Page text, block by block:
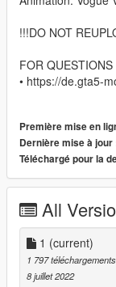
!!!DO NOT
FOR QUESTIONS
• https://de.gta5-
Première mise en
Dernière mise à jour
Téléchargé pour la
All
1 (current)
1 797 téléchargements
8 juillet 2022